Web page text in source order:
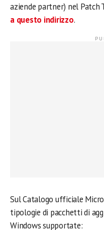
aziende partner) nel Patch
a questo indirizzo.
Sul Catalogo ufficiale
tipologie di pacchetti di
Windows supportate: